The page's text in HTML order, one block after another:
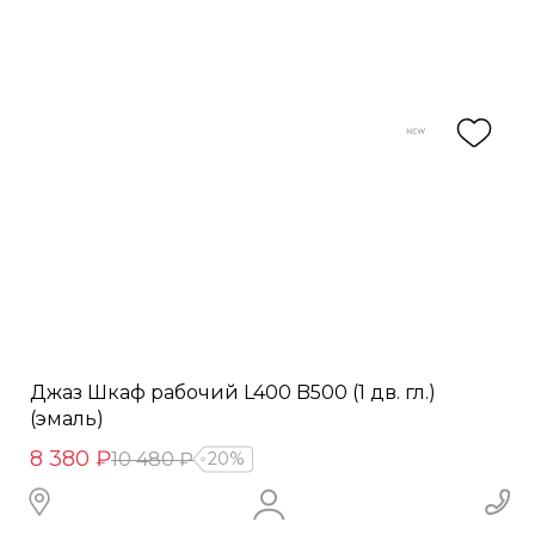
Джаз Шкаф рабочий L400 B500 (1 дв. гл.)
(эмаль)
8 380 ₽10 480 ₽ 20%